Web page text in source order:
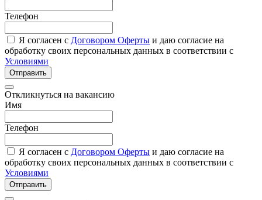
Телефон
Я согласен с Договором Оферты и даю согласие на
обработку своих персональных данных в соответствии с
Условиями
Отправить
Откликнуться на вакансию
Имя
Телефон
Я согласен с Договором Оферты и даю согласие на
обработку своих персональных данных в соответствии с
Условиями
Отправить